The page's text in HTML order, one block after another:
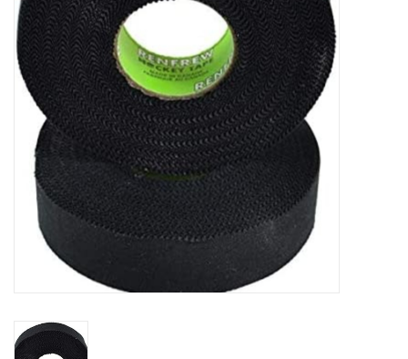
Schaatsen
Rolschaatsen
Merken
Gift Card